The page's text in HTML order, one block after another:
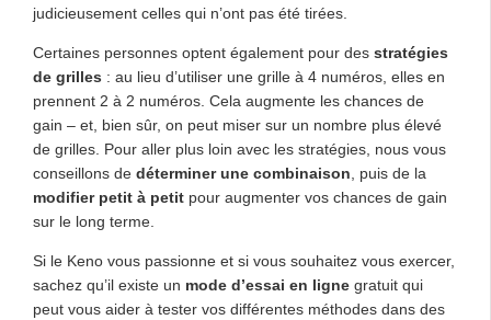
judicieusement celles qui n’ont pas été tirées.
Certaines personnes optent également pour des stratégies
de grilles : au lieu d’utiliser une grille à 4 numéros, elles en
prennent 2 à 2 numéros. Cela augmente les chances de
gain – et, bien sûr, on peut miser sur un nombre plus élevé
de grilles. Pour aller plus loin avec les stratégies, nous vous
conseillons de déterminer une combinaison, puis de la
modifier petit à petit pour augmenter vos chances de gain
sur le long terme.
Si le Keno vous passionne et si vous souhaitez vous exercer,
sachez qu’il existe un mode d’essai en ligne gratuit qui
peut vous aider à tester vos différentes méthodes dans des